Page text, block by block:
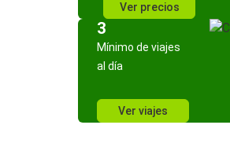
Ver precios
3
Mínimo de viajes
al día
Ver viajes